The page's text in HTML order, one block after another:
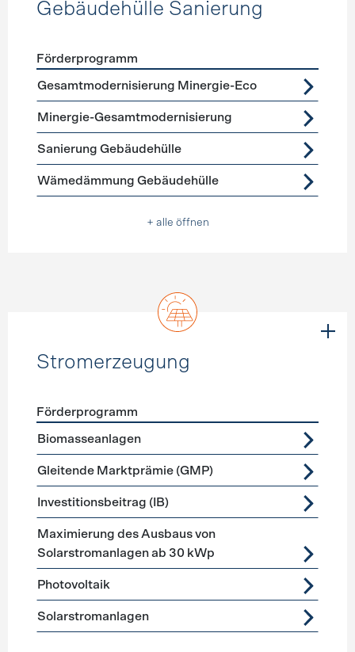
Gebäudehülle Sanierung
Förderprogramme Gebäudehülle Sanierung
Förderprogramm
Gesamtmodernisierung Minergie-Eco
Minergie-Gesamtmodernisierung
Sanierung Gebäudehülle
Wämedämmung Gebäudehülle
+ alle öffnen
Stromerzeugung
Förderprogramme
Förderprogramm
Biomasseanlagen
Gleitende Marktprämie (GMP)
Investitionsbeitrag (IB)
Maximierung des Ausbaus von
Solarstromanlagen ab 30 kWp
Photovoltaik
Solarstromanlagen